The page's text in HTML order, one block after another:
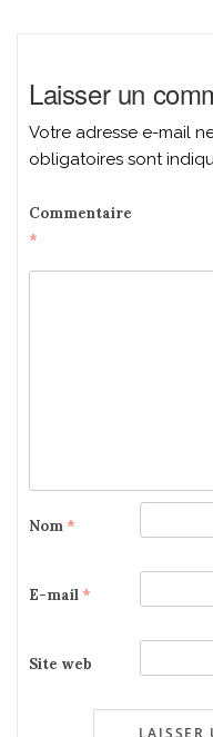
Laisser un
Votre adresse e-mail
obligatoires sont
Commentaire
*
Nom *
E-mail *
Site web